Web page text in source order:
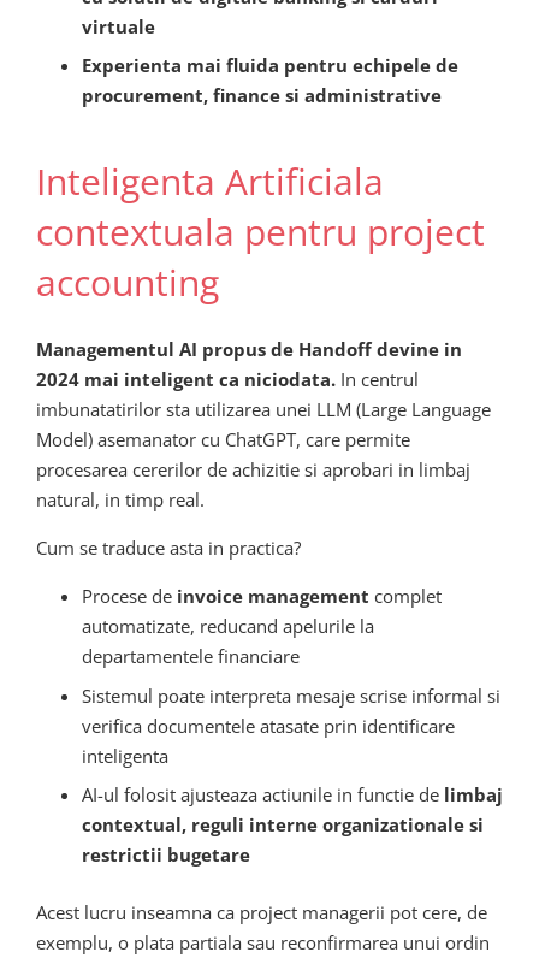
virtuale
Experienta mai fluida pentru echipele de
procurement, finance si administrative
Inteligenta Artificiala
contextuala pentru project
accounting
Managementul AI propus de Handoff devine in
2024 mai inteligent ca niciodata. In centrul
imbunatatirilor sta utilizarea unei LLM (Large Language
Model) asemanator cu ChatGPT, care permite
procesarea cererilor de achizitie si aprobari in limbaj
natural, in timp real.
Cum se traduce asta in practica?
Procese de invoice management complet
automatizate, reducand apelurile la
departamentele financiare
Sistemul poate interpreta mesaje scrise informal si
verifica documentele atasate prin identificare
inteligenta
AI-ul folosit ajusteaza actiunile in functie de limbaj
contextual, reguli interne organizationale si
restrictii bugetare
Acest lucru inseamna ca project managerii pot cere, de
exemplu, o plata partiala sau reconfirmarea unui ordin